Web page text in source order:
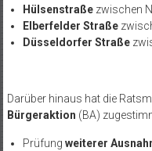
Hülsenstraßezwischen
Elberfelder Straße
Düsseldorfer Straße
Darüber hinaus hat die
Bürgeraktion (BA)
Prüfung weiterer